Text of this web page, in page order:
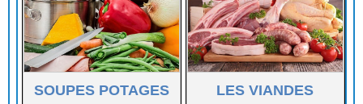
SOUPES POTAGES
LES VIANDES